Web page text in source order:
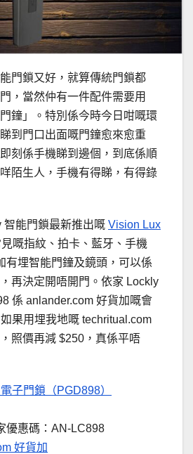
門鎖又好，就算傳統門鎖都
，當然仲有一件配件需要用
鐘」。特別係今時今日咁嘅環
到門口出面嘅門鐘愈來愈重
刻係手機睇到邊個，到底係順
陌生人，手機有得睇，有得錄
智能門鎖最新推出嘅 Vision Lux
見嘅指紋、拍卡、藍牙、手機
有埋智能門鐘及鏡頭，可以係
再決定開唔開門。依家 Lockly
係 anlander.com 好貨加嘅會
果用埋我地嘅 techritual.com
照價再減 $250，真係平唔
子門鎖（PGD898）
優惠碼：AN-LC898
好貨加